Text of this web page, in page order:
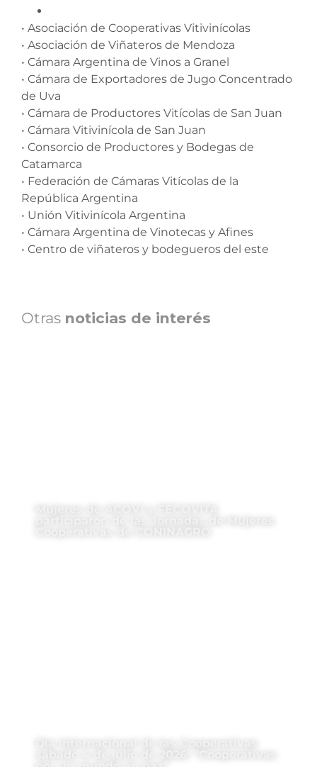
• Asociación de Cooperativas Vitivinícolas
• Asociación de Viñateros de Mendoza
• Cámara Argentina de Vinos a Granel
• Cámara de Exportadores de Jugo Concentrado
de Uva
• Cámara de Productores Vitícolas de San Juan
• Cámara Vitivinícola de San Juan
• Consorcio de Productores y Bodegas de
Catamarca
• Federación de Cámaras Vitícolas de la
República Argentina
• Unión Vitivinícola Argentina
• Cámara Argentina de Vinotecas y Afines
• Centro de viñateros y bodegueros del este
Otras noticias de interés
Día Internacional de las Cooperativas